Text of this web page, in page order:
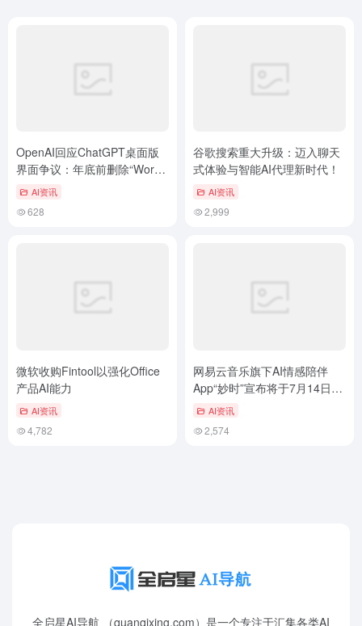
OpenAI回应ChatGPT桌面版
界面争议：年底前删除“Work”
标签页
AI资讯
628
谷歌搜索重大升级：迈入聊天
式体验与智能AI代理新时代！
AI资讯
2,999
微软收购Fintool以强化Office
产品AI能力
AI资讯
4,782
网易云音乐旗下AI情感陪伴
App“妙时”宣布将于7月14日停
止运营
AI资讯
2,574
全启星AI导航 （quanqixing.com）是一个专注于汇集各类AI